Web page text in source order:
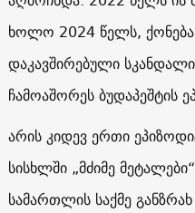
ხოლო 2024 წელს,
დაკავშირებული
ჩამოაშორეს ბუდაპეშტის
არის კიდევ ერთი
სისხლში „მძიმე
სამართლის საქმე